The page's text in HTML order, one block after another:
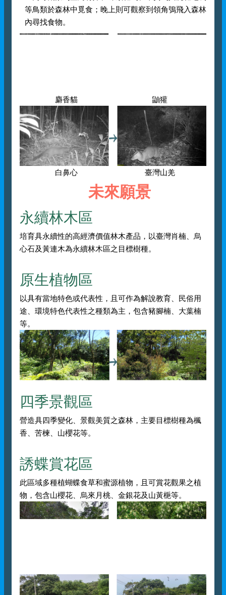
等鳥類於森林中覓食；晚上則可觀察到領角鴞飛入森林
內尋找食物。
麝香貓 鼬獾
白鼻心 臺灣山羌
未來願景
永續林木區
培育具永續性的高經濟價值林木產品，以臺灣肖楠、烏
心石及黃連木為永續林木區之目標樹種。
原生植物區
以具有當地特色或代表性，且可作為解說教育、民俗用
途、環境特色代表性之種類為主，包含豬腳楠、大葉楠
等。
四季景觀區
營造具四季變化、景觀美質之森林，主要目標樹種為楓
香、苦楝、山櫻花等。
誘蝶賞花區
此區域多種植蝴蝶食草和蜜源植物，且可賞花觀果之植
物，包含山櫻花、烏來月桃、金銀花及山黃梔等。